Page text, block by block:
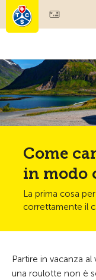
Societariato &
Test, sicurezza &
Come
in modo
La prima cosa
correttamente il
Partire in vacanza
una roulotte non è